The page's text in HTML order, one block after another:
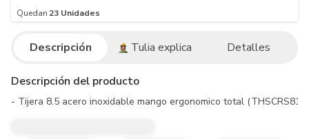
Quedan 23 Unidades
Descripción Tulia explica Detalles
Descripción del producto
- Tijera 8.5 acero inoxidable mango ergonomico total